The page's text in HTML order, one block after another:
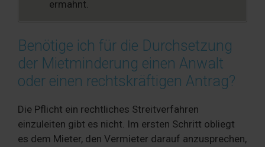
ermahnt.
Benötige ich für die Durchsetzung
der Mietminderung einen Anwalt
oder einen rechtskräftigen Antrag?
Die Pflicht ein rechtliches Streitverfahren
einzuleiten gibt es nicht. Im ersten Schritt obliegt
es dem Mieter, den Vermieter darauf anzusprechen,